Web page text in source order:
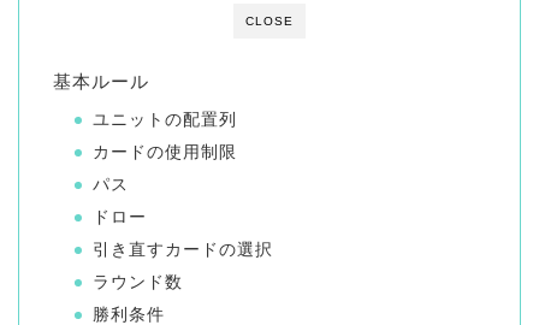
CLOSE
基本ルール
ユニットの配置列
カードの使用制限
パス
ドロー
引き直すカードの選択
ラウンド数
勝利条件